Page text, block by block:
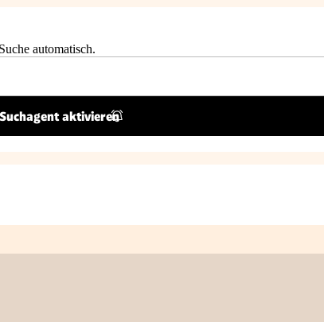
automatisch.
Suchagent aktivieren